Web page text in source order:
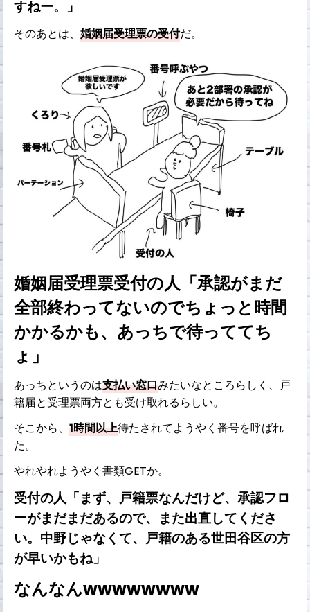
すねー。」
そのあとは、婚姻届受理票の受付だ。
婚姻届受理票受付の人「承認がまだ
全部終わってないのでちょっと時間
かかるかも、あっちで待っててち
ょ」
あっちというのは支払い窓口みたいなところらしく、戸
籍届と受理票両方とも受け取れるらしい。
そこから、1時間以上待たされてようやく番号を呼ばれ
た。
やれやれようやく書類GETか。
受付の人「まず、戸籍票なんだけど、承認フロ
ーがまだまだあるので、また出直してくださ
い。中野じゃなくて、戸籍のある世田谷区の方
が早いかもね」
なんなんwwwwwwww